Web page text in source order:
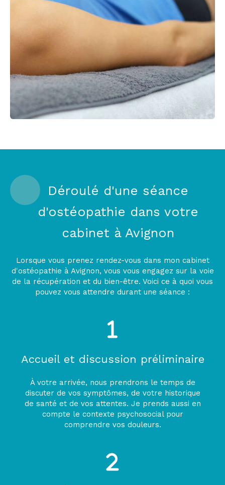
Déroulé d'une séance
d'ostéopathie dans votre
cabinet à Avignon
Lorsque vous prenez rendez-vous dans mon cabinet
d'ostéopathie à Avignon, vous vous engagez sur la voie
de la récupération et du bien-être. Voici ce à quoi vous
pouvez vous attendre durant une séance :
Accueil et discussion préliminaire
À votre arrivée, nous prendrons le temps de
discuter de vos symptômes, de votre historique
de santé et de vos attentes. Je prends aussi en
compte le contexte psychosocial pour
comprendre vos douleurs.